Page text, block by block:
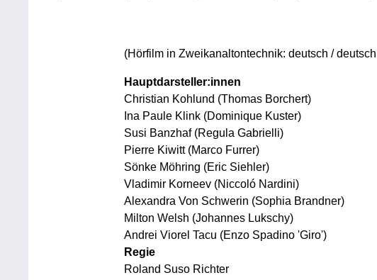
(Hörfilm in Zweikanaltontechnik: deutsch /
Hauptdarsteller:innen
Christian Kohlund (Thomas Borchert)
Ina Paule Klink (Dominique Kuster)
Susi Banzhaf (Regula Gabrielli)
Pierre Kiwitt (Marco Furrer)
Sönke Möhring (Eric Siehler)
Vladimir Korneev (Niccoló Nardini)
Alexandra Von Schwerin (Sophia Brandner)
Milton Welsh (Johannes Lukschy)
Andrei Viorel Tacu (Enzo Spadino 'Giro')
Regie
Roland Suso Richter